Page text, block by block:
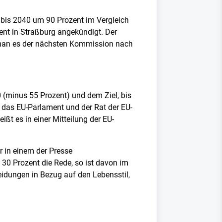
2040 um 90 Prozent im Vergleich
in Straßburg angekündigt. Der
es der nächsten Kommission nach
55 Prozent) und dem Ziel, bis
EU-Parlament und der Rat der EU-
es in einer Mitteilung der EU-
in einem der Presse
Prozent die Rede, so ist davon im
in Bezug auf den Lebensstil,